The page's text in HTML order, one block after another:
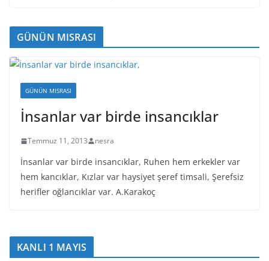
GÜNÜN MISRASI
GÜNÜN MISRASI
İnsanlar var birde insancıklar
Temmuz 11, 2013 nesra
İnsanlar var birde insancıklar, Ruhen hem erkekler var
hem kancıklar, Kızlar var haysiyet şeref timsali, Şerefsiz
herifler oğlancıklar var. A.Karakoç
KANLI 1 MAYIS